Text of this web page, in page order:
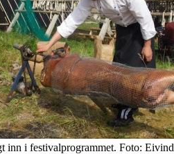
inn i festivalprogrammet. Foto: